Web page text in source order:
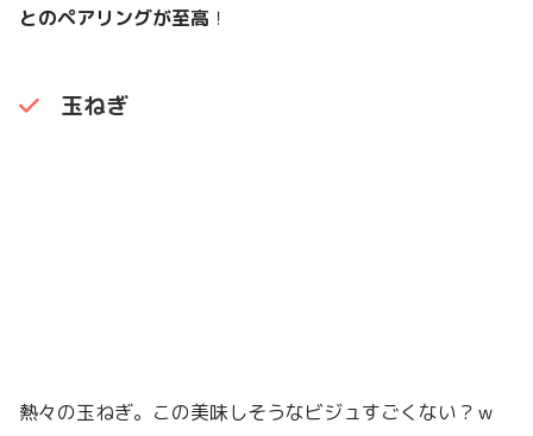
とのペアリングが至高 ！
玉ねぎ
熱々の玉ねぎ。この美味しそうなビジュすごくない？ｗ